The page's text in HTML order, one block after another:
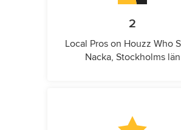
2
Local Pros on Houzz Who
Nacka, Stockholms län